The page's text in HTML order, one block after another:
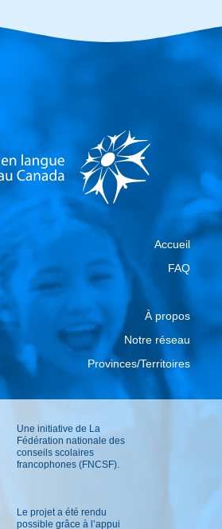
Accueil
FAQ
À propos
Notre réseau
Provinces/Territoires
Une initiative de La
Fédération nationale des
conseils scolaires
francophones (FNCSF).
Le projet a été rendu
possible grâce à l’appui